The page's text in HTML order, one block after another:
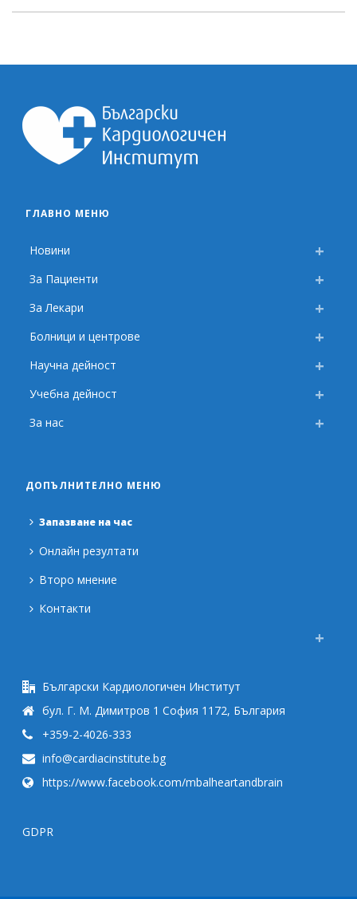
ГЛАВНО МЕНЮ
Новини
За Пациенти
За Лекари
Болници и центрове
Научна дейност
Учебна дейност
За нас
ДОПЪЛНИТЕЛНО МЕНЮ
Запазване на час
Онлайн резултати
Второ мнение
Контакти
Български Кардиологичен Институт
бул. Г. М. Димитров 1 София 1172, България
+359-2-4026-333
info@cardiacinstitute.bg
https://www.facebook.com/mbalheartandbrain
GDPR